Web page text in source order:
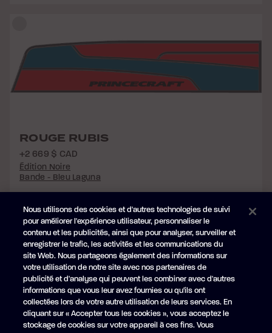
ROUGE RUBIS
+2 669 $ CAD
Édition Noire
Bande - Bleu Laguna
Nous utilisons des cookies et d'autres technologies de suivi
pour améliorer l'expérience utilisateur, personnaliser le
contenu et les publicités, ainsi que pour analyser, surveiller et
enregistrer le trafic, les activités et les communications du
site Web. Nous partageons également des informations sur
votre utilisation de notre site avec nos partenaires de
publicité et d'analyse qui peuvent les combiner avec d'autres
informations que vous leur avez fournies ou qu'ils ont
collectées lors de votre autre utilisation de leurs services. En
cliquant sur « Accepter tous les cookies », vous acceptez le
stockage de cookies sur votre appareil à ces fins. Vous